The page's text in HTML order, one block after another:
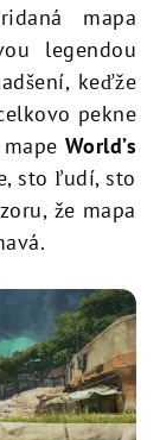
mapa
legendou
keďže
pekne
World’s
sto ľudí, sto
že mapa